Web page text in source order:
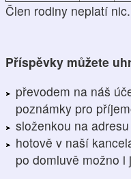
Člen rodiny neplatí nic.
Příspěvky můžete
převodem na náš
poznámky pro
složenkou na
hotově v naší
po domluvě možno i